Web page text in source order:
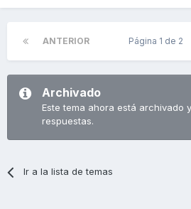
ANTERIOR Página 1 de 2
Archivado
Este tema ahora está archivado
respuestas.
Ir a la lista de temas